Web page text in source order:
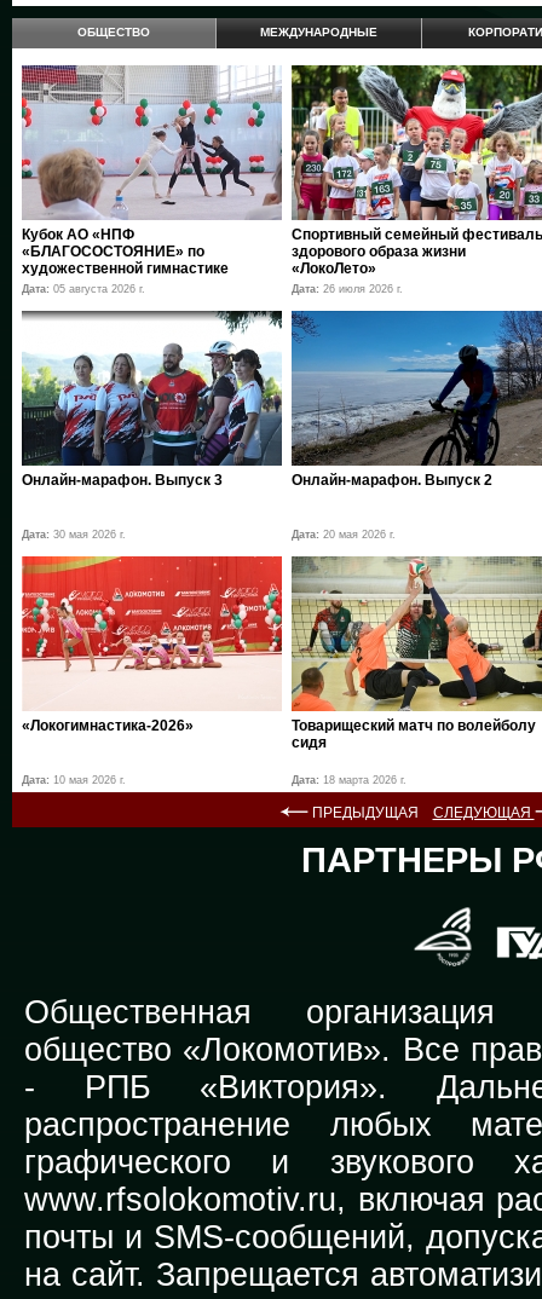
ОБЩЕСТВО МЕЖДУНАРОДНЫЕ
Кубок АО «НПФ
«БЛАГОСОСТОЯНИЕ» по
художественной гимнастике
Дата: 05 августа 2026 г.
Спортивный семейный фестиваль
здорового образа жизни
«ЛокоЛето»
Дата: 26 июля 2026 г.
Онлайн-марафон. Выпуск 3
Дата: 30 мая 2026 г.
Онлайн-марафон. Выпуск 2
Дата: 20 мая 2026 г.
«Локогимнастика-2026»
Дата: 10 мая 2026 г.
Товарищеский матч по волейболу
сидя
Дата: 18 марта 2026 г.
ПРЕДЫДУЩАЯ СЛЕДУЮЩАЯ
ПАРТНЕРЫ
Общественная организация
общество «Локомотив». Все
- РПБ «Виктория».
распространение любых
графического и звукового
www.rfsolokomotiv.ru, включая
почты и SMS-сообщений,
на сайт. Запрещается